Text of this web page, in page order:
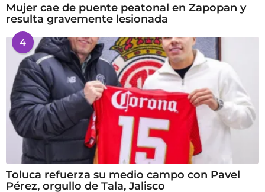
Mujer cae de puente peatonal en Zapopan y
resulta gravemente lesionada
4
Toluca refuerza su medio campo con Pavel
Pérez, orgullo de Tala, Jalisco